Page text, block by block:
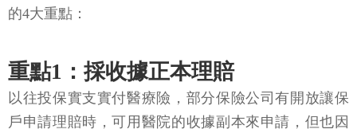
的4大重點：
重點1：採收據正本理賠
以往投保實支實付醫療險，部分保險公司有開放讓保
戶申請理賠時，可用醫院的收據副本來申請，但也因